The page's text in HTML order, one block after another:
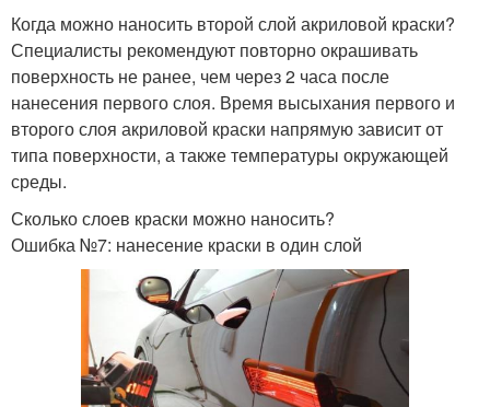
Когда можно наносить второй слой акриловой краски?
Специалисты рекомендуют повторно окрашивать
поверхность не ранее, чем через 2 часа после
нанесения первого слоя. Время высыхания первого и
второго слоя акриловой краски напрямую зависит от
типа поверхности, а также температуры окружающей
среды.
Сколько слоев краски можно наносить?
Ошибка №7: нанесение краски в один слой